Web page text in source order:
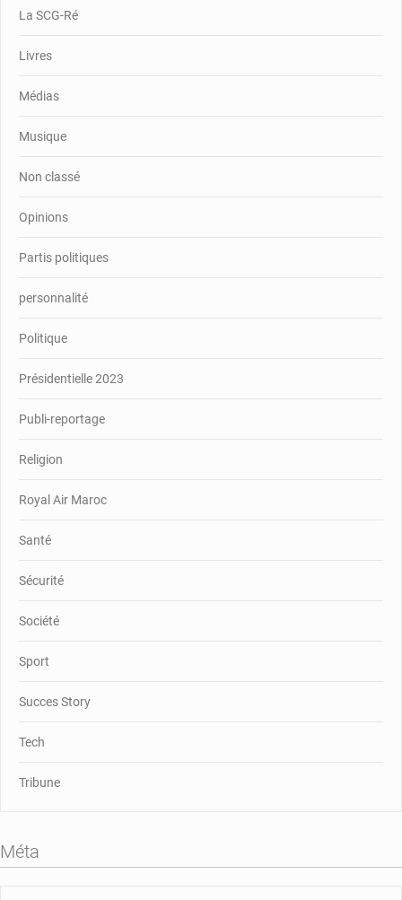
La SCG-Ré
Livres
Médias
Musique
Non classé
Opinions
Partis politiques
personnalité
Politique
Présidentielle 2023
Publi-reportage
Religion
Royal Air Maroc
Santé
Sécurité
Société
Sport
Succes Story
Tech
Tribune
Méta